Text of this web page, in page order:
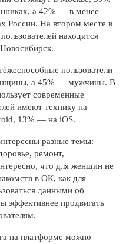
а 42% — в менее
России. На втором месте в
находится
пользователи
а 45% — мужчины. В
современные
имеют технику на
13% — на iOS.
разные темы:
ремонт,
что для женщин не
в ОК, как для
данными об
эффективнее продвигать
на платформе можно